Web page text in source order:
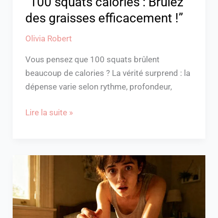
des graisses efficacement !”
Olivia Robert
Vous pensez que 100 squats brûlent
beaucoup de calories ? La vérité surprend : la
dépense varie selon rythme, profondeur,
Lire la suite »
ses